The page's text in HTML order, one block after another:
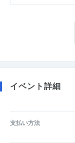
イベント詳細
支払い方法